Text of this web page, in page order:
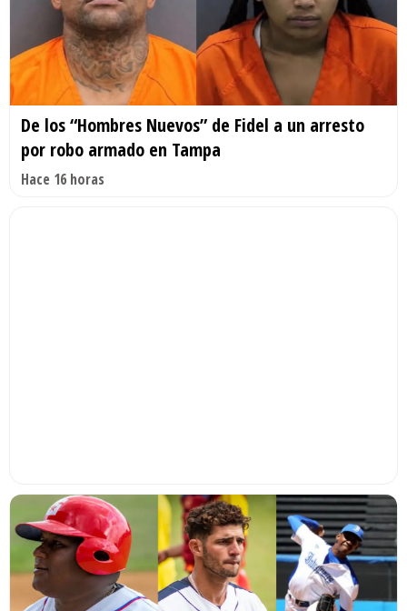
De los “Hombres Nuevos” de Fidel a un arresto
por robo armado en Tampa
Hace 16 horas